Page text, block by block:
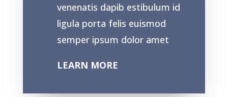
venenatis dapib estibulum id
ligula porta felis euismod
semper ipsum dolor amet
LEARN MORE